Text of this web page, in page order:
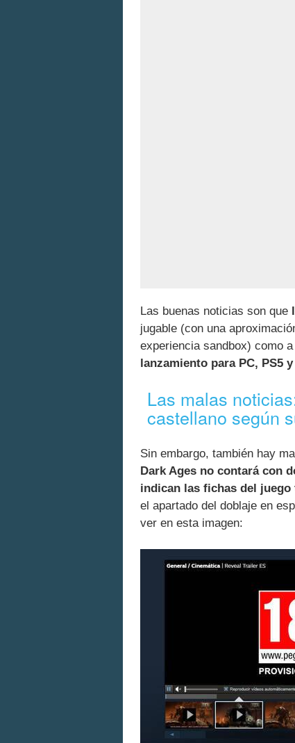
Las buenas noticias son que
jugable (con una
experiencia sandbox) como
lanzamiento para PC, PS5
Las malas
castellano según
Sin embargo, también hay
Dark Ages no contará con
indican las fichas del juego
el apartado del doblaje en
ver en esta imagen: